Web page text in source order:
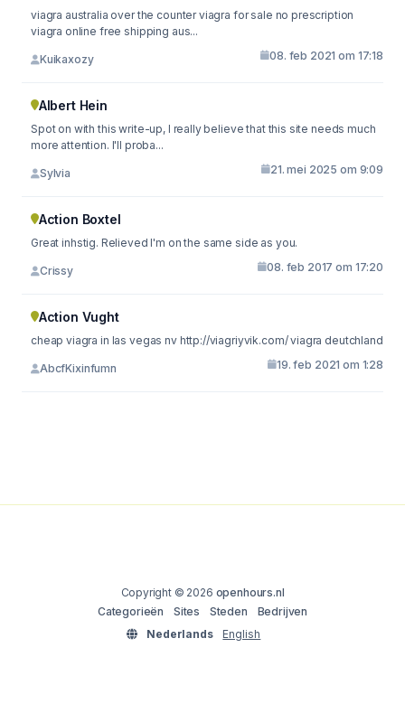
viagra australia over the counter viagra for sale no prescription
viagra online free shipping aus...
Kuikaxozy 08. feb 2021 om 17:18
Albert Hein
Spot on with this write-up, I really believe that this site needs much
more attention. I'll proba...
Sylvia 21. mei 2025 om 9:09
Action Boxtel
Great inhstig. Relieved I'm on the same side as you.
Crissy 08. feb 2017 om 17:20
Action Vught
cheap viagra in las vegas nv http://viagriyvik.com/ viagra deutchland
AbcfKixinfumn 19. feb 2021 om 1:28
Copyright © 2026 openhours.nl
Categorieën
Sites Steden
Bedrijven
Nederlands
English